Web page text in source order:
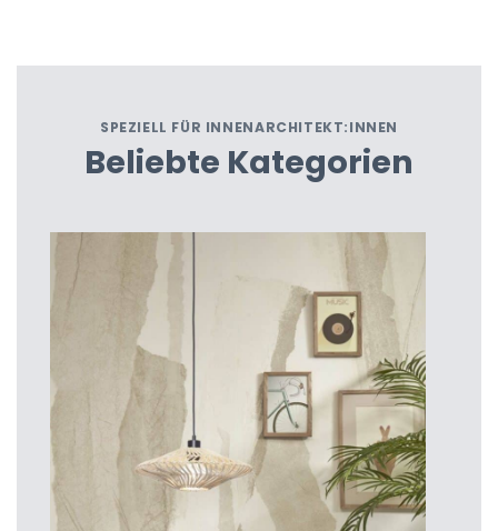
SPEZIELL FÜR INNENARCHITEKT:INNEN
Beliebte Kategorien